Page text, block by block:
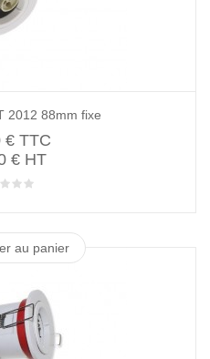
2012 88mm fixe
€ TTC
€ HT
au panier